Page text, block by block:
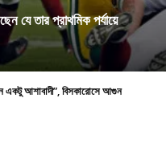
যে তার প্রাথমিক পর্যায়ে
একটু আশাবাদী”, বিসকারোসে আগুন